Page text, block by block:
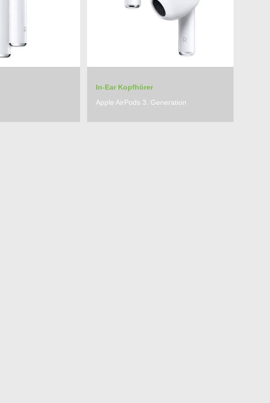
In-Ear Kopfhörer
Apple AirPods 3. Generation